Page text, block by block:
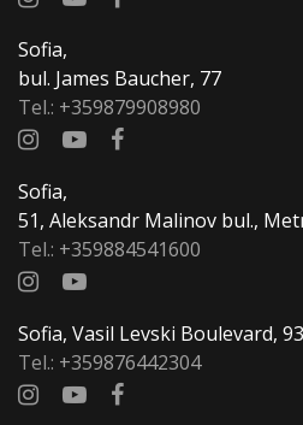
Sofia,
bul. James Baucher, 77
Tel.: +359879908980
Sofia,
51, Aleksandr Malinov bul.,
Tel.: +359884541600
Sofia, Vasil Levski Boulevard,
Tel.: +359876442304